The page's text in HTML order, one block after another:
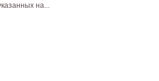
на...